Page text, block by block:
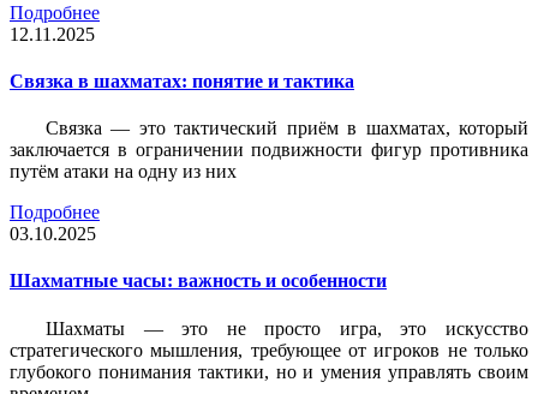
Подробнее
12.11.2025
Связка в шахматах: понятие и тактика
Связка — это тактический приём в шахматах, который
заключается в ограничении подвижности фигур противника
путём атаки на одну из них
Подробнее
03.10.2025
Шахматные часы: важность и особенности
Шахматы — это не просто игра, это искусство
стратегического мышления, требующее от игроков не только
глубокого понимания тактики, но и умения управлять своим